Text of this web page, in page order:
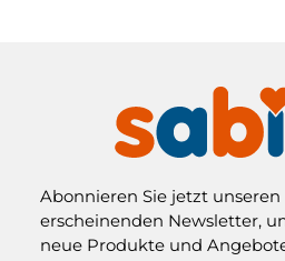
Abonnieren Sie jetzt
erscheinenden Newsletter,
neue Produkte und